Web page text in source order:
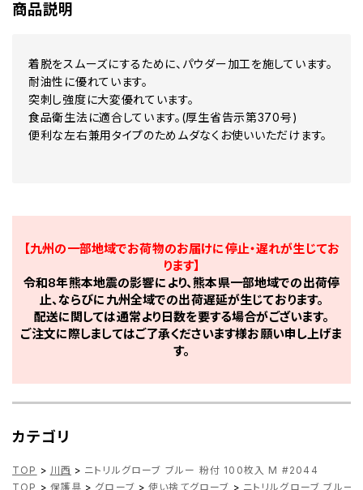
商品説明
着脱をスムーズにするために、パウダー加工を施しています。
耐油性に優れています。
突刺し強度に大変優れています。
食品衛生法に適合しています。(厚生省告示第370号)
便利な左右兼用タイプのためムダなくお使いいただけます。
【九州の一部地域でお荷物のお届けに停止・遅れが生じてお
ります】
令和8年熊本地震の影響により、熊本県一部地域での出荷停
止、ならびに九州全域での出荷遅延が生じております。
配送に関しては通常より日数を要する場合がございます。
ご注文に際しましてはご了承くださいます様お願い申し上げま
す。
カテゴリ
TOP > 川西 > ニトリルグローブ ブルー 粉付 100枚入 M #2044
TOP > 保護具 > グローブ > 使い捨てグローブ > ニトリルグローブ ブル